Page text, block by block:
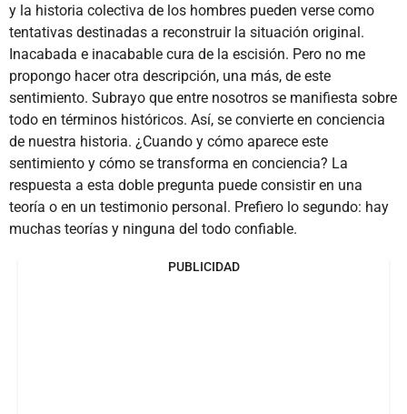
y la historia colectiva de los hombres pueden verse como
tentativas destinadas a reconstruir la situación original.
Inacabada e inacabable cura de la escisión. Pero no me
propongo hacer otra descripción, una más, de este
sentimiento. Subrayo que entre nosotros se manifiesta sobre
todo en términos históricos. Así, se convierte en conciencia
de nuestra historia. ¿Cuando y cómo aparece este
sentimiento y cómo se transforma en conciencia? La
respuesta a esta doble pregunta puede consistir en una
teoría o en un testimonio personal. Prefiero lo segundo: hay
muchas teorías y ninguna del todo confiable.
PUBLICIDAD